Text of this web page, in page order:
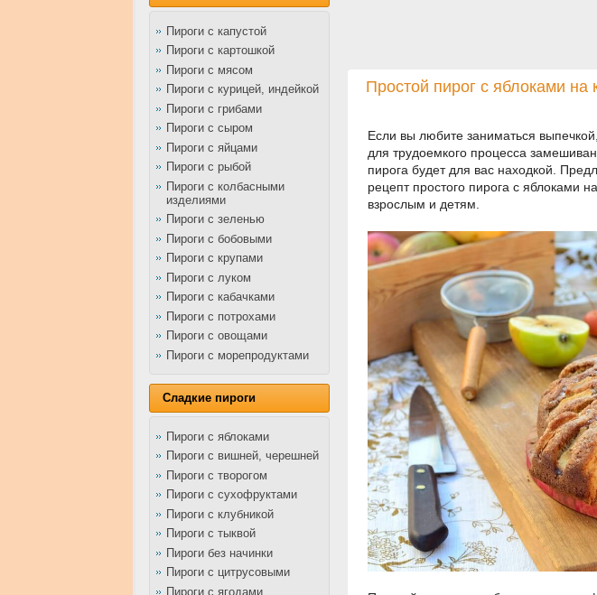
Пироги с капустой
Пироги с картошкой
Пироги с мясом
Пироги с курицей, индейкой
Пироги с грибами
Пироги с сыром
Пироги с яйцами
Пироги с рыбой
Пироги с колбасными
изделиями
Пироги с зеленью
Пироги с бобовыми
Пироги с крупами
Пироги с луком
Пироги с кабачками
Пироги с потрохами
Пироги с овощами
Пироги с морепродуктами
Сладкие пироги
Пироги с яблоками
Пироги с вишней, черешней
Пироги с творогом
Пироги с сухофруктами
Пироги с клубникой
Пироги с тыквой
Пироги без начинки
Пироги с цитрусовыми
Пироги с ягодами
Простой пирог с яблоками на
Если вы любите заниматься
для трудоемкого процесса
пирога будет для вас находкой.
рецепт простого пирога с яблоками
взрослым и детям.